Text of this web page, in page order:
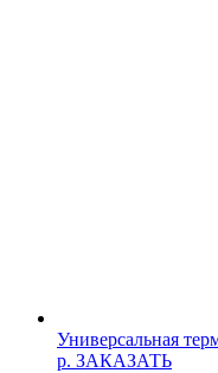
Универсальная
р. ЗАКАЗАТЬ